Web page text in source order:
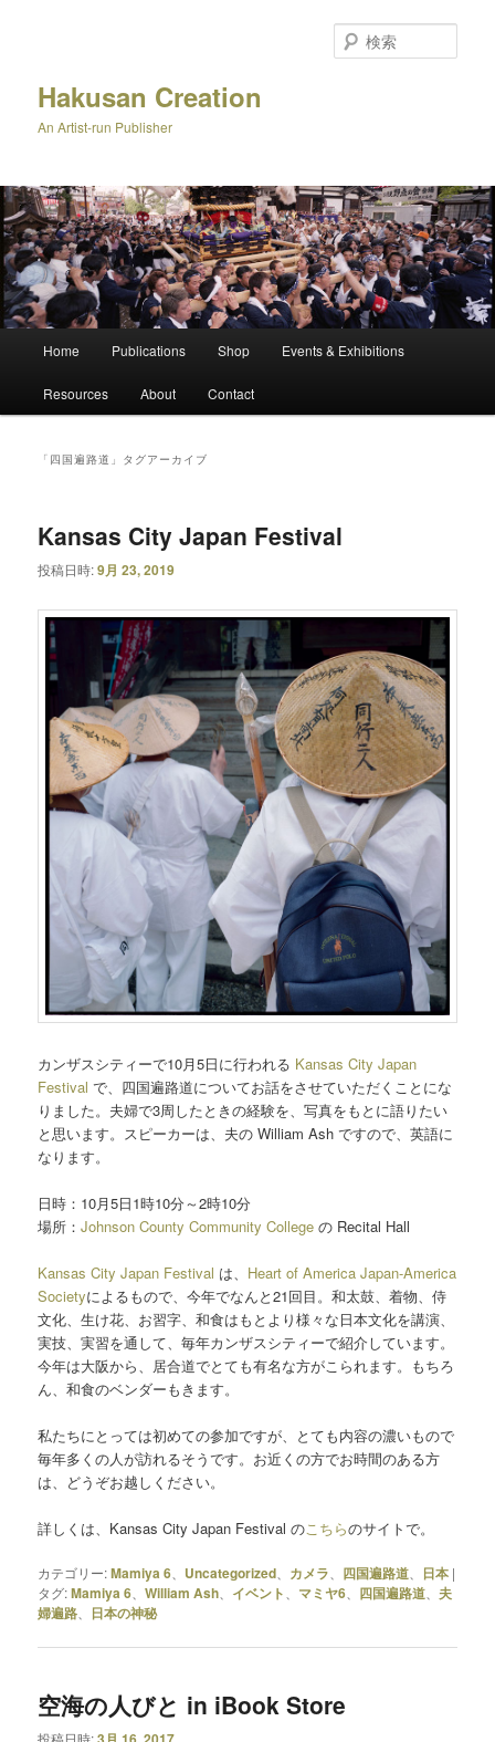
へ
移
動
移
動
Hakusan Creation
An Artist-run Publisher
索
メ
Home Publications Shop Events & Exhibitions
Resources About Contact
「 四国遍路道 」タグアーカイブ
Kansas City Japan Festival
投稿日時:9月 23, 2019
カンザスシティーで10月5日に行われる Kansas City Japan
Festival で、四国遍路道についてお話をさせていただくことにな
りました。夫婦で3周したときの経験を、写真をもとに語りたい
と思います。スピーカーは、夫の William Ash ですので、英語に
なります。
日時：10月5日1時10分～2時10分
場所：Johnson County Community College の Recital Hall
Kansas City Japan Festival は、 Heart of America Japan-America
Societyによるもので、今年でなんと21回目。和太鼓、着物、侍
文化、生け花、お習字、和食はもとより様々な日本文化を講演、
実技、実習を通して、毎年カンザスシティーで紹介しています。
今年は大阪から、居合道でとても有名な方がこられます。もちろ
ん、和食のベンダーもきます。
私たちにとっては初めての参加ですが、とても内容の濃いもので
毎年多くの人が訪れるそうです。お近くの方でお時間のある方
は、どうぞお越しください。
詳しくは、Kansas City Japan Festival のこちらのサイトで。
カテゴリー:Mamiya 6 Uncategorized カメラ 四国遍路道 日本 |
タグ:Mamiya 6 、William Ash イベント マミヤ6 四国遍路道 、夫
婦遍路
日本の神秘
空海の人びと in iBook Store
投稿日時: